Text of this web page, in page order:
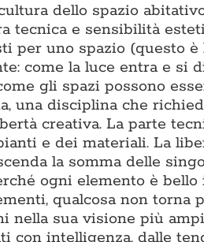
dello spazio
tecnica e sensibilità
per uno spazio (questo è
come la luce entra e si
gli spazi possono
una disciplina che
creativa. La parte
e dei materiali. La
la somma delle
ogni elemento è bello
qualcosa non torna
nella sua visione più
intelligenza, dalle